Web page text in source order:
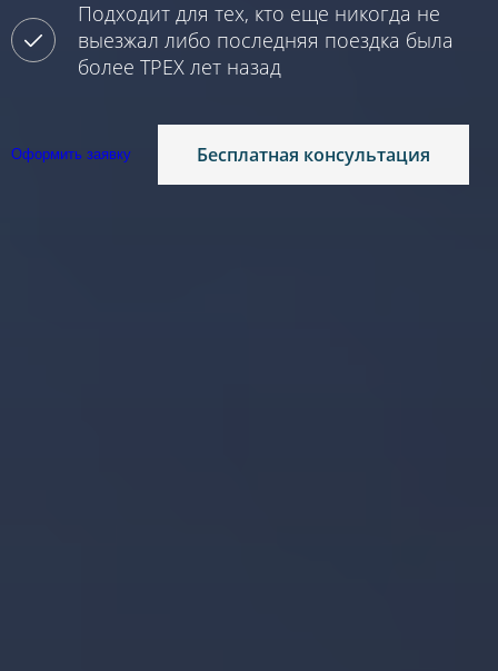
Подходит для тех, кто еще никогда не
выезжал либо последняя поездка была
более ТРЕХ лет назад
Оформить заявку Бесплатная консультация